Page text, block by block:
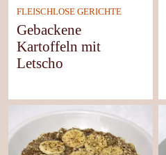
FLEISCHLOSE GERICHTE
Gebackene
Kartoffeln mit
Letscho